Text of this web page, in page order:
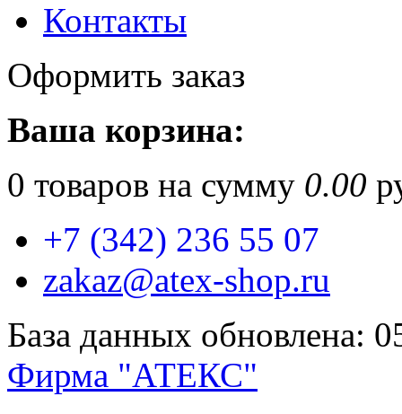
Контакты
Оформить заказ
Ваша корзина:
0 товаров на сумму 0.00
+7 (342) 236 55 07
zakaz@atex-shop.ru
База данных обновлена:
Фирма "АТЕКС"